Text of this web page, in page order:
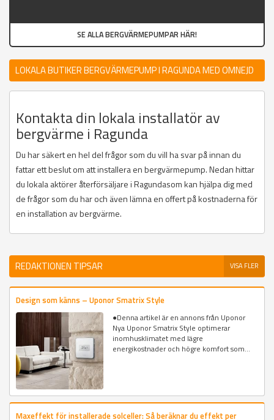
SE ALLA BERGVÄRMEPUMPAR HÄR!
LOKALA BUTIKER BERGVÄRMEPUMP I RAGUNDA MED OMNEJD
Kontakta din lokala installatör av
bergvärme i Ragunda
Du har säkert en hel del frågor som du vill ha svar på innan du
fattar ett beslut om att installera en bergvärmepump. Nedan hittar
du lokala aktörer återförsäljare i Ragundasom kan hjälpa dig med
de frågor som du har och även lämna en offert på kostnaderna för
en installation av bergvärme.
REDAKTIONEN TIPSAR VISA FLER
Design som känns – Uponor Smatrix Style
●Denna artikel är en annons från Uponor
Nya Uponor Smatrix Style optimerar
inomhusklimatet med lägre
energikostnader och högre komfort som...
Maxeffekt för installerade solceller: Så beräknar du effekt per